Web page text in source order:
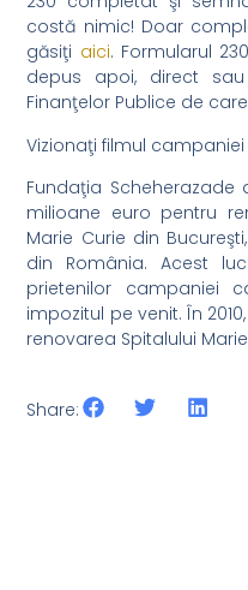
costă nimic! Doar
găsiţi aici. Formularul
depus apoi, direct
Finanţelor Publice de
Vizionaţi filmul campaniei
Fundaţia Scheherazade
milioane euro pentru
Marie Curie din
din România. Acest
prietenilor campaniei
impozitul pe venit. În
renovarea Spitalului
Share: